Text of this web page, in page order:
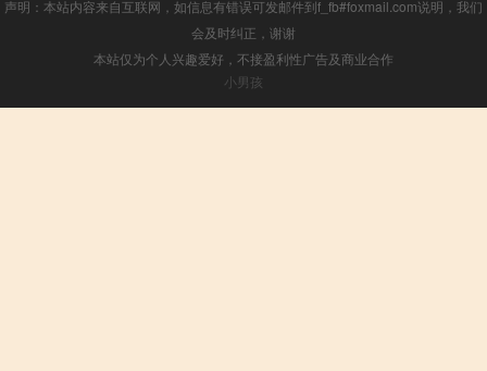
声明：本站内容来自互联网，如信息有错误可发邮件到f_fb#foxmail.com说明，我们
会及时纠正，谢谢
本站仅为个人兴趣爱好，不接盈利性广告及商业合作
小男孩